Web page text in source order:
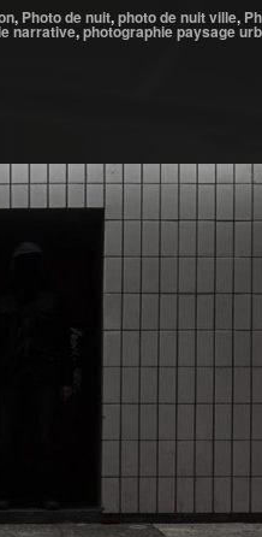
, Photo de nuit,photo de nuit ville,
narrative,photographie paysage